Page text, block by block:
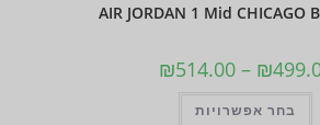
AIR JORDAN 1 Mid CHICAGO
₪
–
₪514.00
בחר אפשרויות